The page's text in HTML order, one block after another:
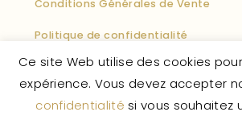
Conditions Générales de Vente
Politique de confidentialité
Politique des cookies Mentions
Ce site Web utilise des cookies
expérience. Vous devez accepter
confidentialité si vous souhaitez